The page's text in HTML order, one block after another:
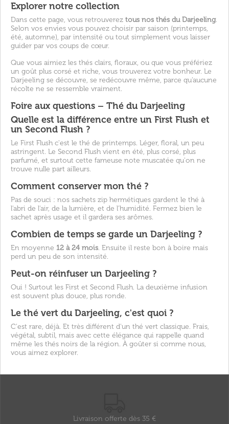
Explorer notre collection
Dans cette page, vous retrouverez tous nos thés du Darjeeling.
Selon vos envies vous pouvez choisir par saison (printemps,
été, automne), par intensité ou tout simplement vous laisser
guider par vos coups de cœur.
Que vous aimiez les thés clairs, floraux, ou que vous préfériez
un goût plus corsé et riche, vous trouverez votre bonheur. Le
Darjeeling se découvre, se redécouvre même, parce qu'aucune
récolte ne se ressemble vraiment.
Foire aux questions – Thé du Darjeeling
Quelle est la différence entre un First Flush et
un Second Flush ?
Le First Flush c'est le thé de printemps. Léger, floral, un peu
astringent. Le Second Flush vient en été, plus corsé, plus
parfumé, et surtout cette fameuse note muscatée qu'on ne
trouve nulle part ailleurs.
Comment conserver mon thé ?
Pas de souci : nos sachets zip hermétiques gardent le thé à
l'abri de l'air, de la lumière, et de l'humidité. Fermez bien le
sachet après usage et il gardera ses arômes.
Combien de temps se garde un Darjeeling ?
En moyenne 12 à 24 mois. Ensuite il reste bon à boire mais
perd un peu de son intensité.
Peut-on réinfuser un Darjeeling ?
Oui ! Surtout les First et Second Flush. La deuxième infusion
est souvent plus douce, plus ronde.
Le thé vert du Darjeeling, c'est quoi ?
C'est rare, déjà. Et très différent d'un thé vert classique. Frais,
végétal, subtil, mais avec cette élégance qui rappelle quand
même les thés noirs de la région. À goûter si comme nous,
vous aimez explorer.
Livraison offerte dès 35 €